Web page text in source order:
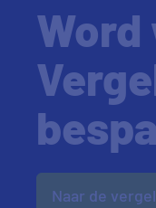
Word
Naar de